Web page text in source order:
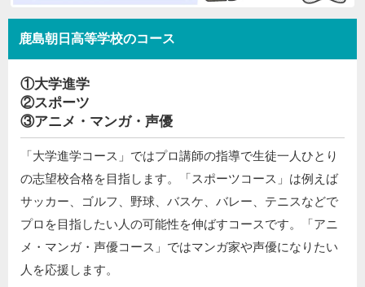
鹿島朝日高等学校のコース
①大学進学
②スポーツ
③アニメ・マンガ・声優
「大学進学コース」ではプロ講師の指導で生徒一人ひとり
の志望校合格を目指します。「スポーツコース」は例えば
サッカー、ゴルフ、野球、バスケ、バレー、テニスなどで
プロを目指したい人の可能性を伸ばすコースです。「アニ
メ・マンガ・声優コース」ではマンガ家や声優になりたい
人を応援します。